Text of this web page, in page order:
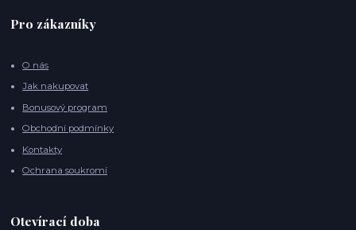
Pro zákazníky
O nás
Jak nakupovat
Bonusový program
Obchodní podmínky
Kontakty
Ochrana soukromí
Otevírací doba